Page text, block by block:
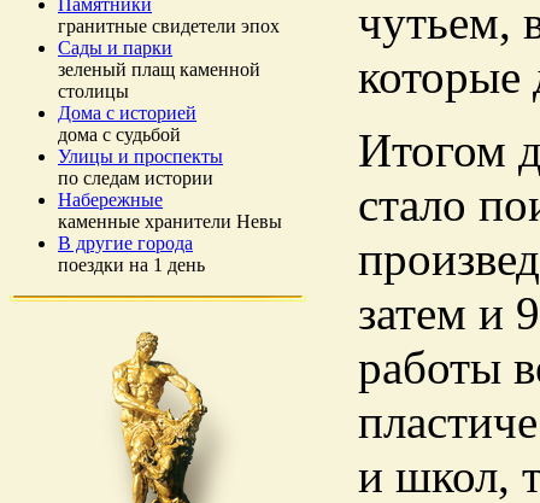
Памятники
гранитные свидетели эпох
Сады и парки
зеленый плащ каменной
столицы
Дома с историей
дома с судьбой
Улицы и проспекты
по следам истории
Набережные
каменные хранители Невы
В другие города
поездки на 1 день
чутьем,
Итогом
стало
затем и
работы
и школ,